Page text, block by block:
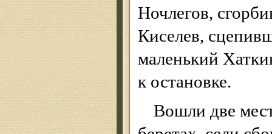
Ночлегов,
Киселев,
маленький
к остановке.
Вошли две